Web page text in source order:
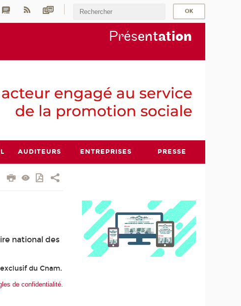
Présentation
AUDITEURS ENTREPRISES PRESSE
national des
du Cnam.
de confidentialité